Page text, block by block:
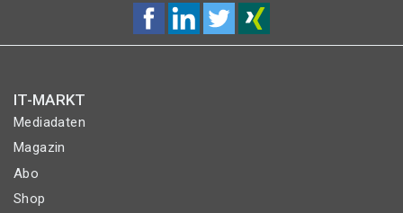
IT-MARKT
Mediadaten
Magazin
Abo
Shop